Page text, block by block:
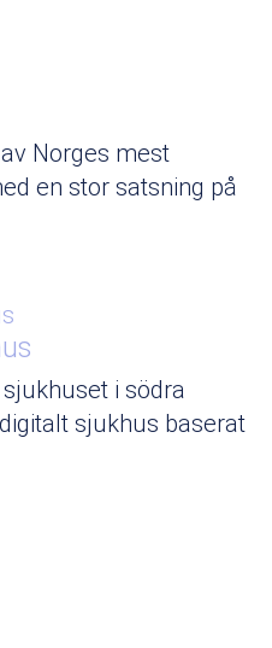
Norges mest
en stor satsning på
i södra
sjukhus baserat